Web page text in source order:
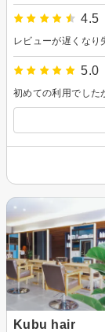
4.5
5.0
Kubu hair